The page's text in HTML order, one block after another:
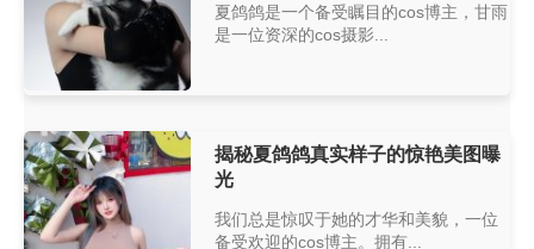
夏鸽鸽是一个备受瞩目的cos博主，甘雨
是一位资深的cos摄影...
揭秘夏鸽鸽真实样子的惊艳美图曝
光
我们总是惊叹于她的才华和美貌，一位
备受欢迎的cos博主。拥有...